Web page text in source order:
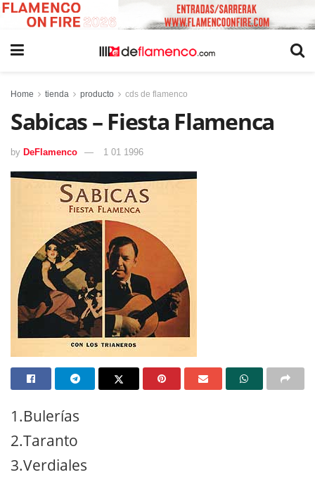
Home tienda producto cds de flamenco
Sabicas – Fiesta Flamenca
by DeFlamenco 1 01 1996
1.Bulerías
2.Taranto
3.Verdiales